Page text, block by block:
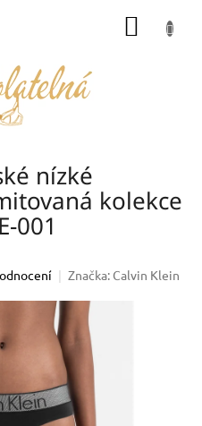
nízké
kolekce
001
Značka: Calvin Klein